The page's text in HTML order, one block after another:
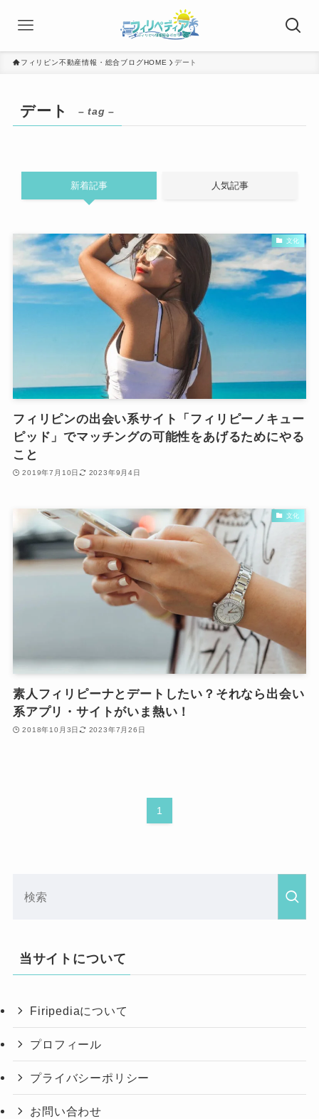
フィリピン不動産情報・総合ブログHOME デート
デート – tag –
新着記事 人気記事
文化
フィリピンの出会い系サイト「フィリピーノキュー
ピッド」でマッチングの可能性をあげるためにやる
こと
2019年7月10日 2023年9月4日
文化
素人フィリピーナとデートしたい？それなら出会い
系アプリ・サイトがいま熱い！
2018年10月3日 2023年7月26日
1
当サイトについて
Firipediaについて
プロフィール
プライバシーポリシー
お問い合わせ